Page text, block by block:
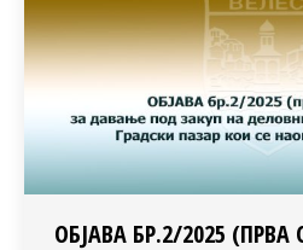
ОБЈАВА БР.2/2025 (ПРВА